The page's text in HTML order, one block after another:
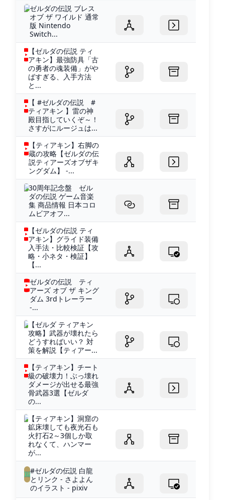
ゼルダの伝説 ブレス
オブ ザ ワイルド 通常
版 Nintendo
Switch...
【ゼルダの伝説 ティ
アキン】最強防具「古
の勇者の魂装備」がや
ばすぎる、入手方法
と...
【 #ゼルダの伝説 #
ティアキン 】雷の神
殿目指していくぞ～！
さすがにルージュは...
【ティアキン】右脚の
蔵の攻略【ゼルダの伝
説ティアーズオブザキ
ングダム】 -...
30周年記念盤 ゼル
ダの伝説 ゲーム音楽
集 商品情報 日本コロ
ムビアオフ...
【ゼルダの伝説 ティ
アキン】グライド装備
入手法・比較検証【攻
略・小ネタ・検証】
【...
ゼルダの伝説 ティ
アーズ オブ ザ キング
ダム 3rdトレーラー
-...
【ゼルダ ティアキン
攻略】武器が壊れたら
どうすればいい？ 対
策を解説【ティアー...
【ティアキン】チート
級の破壊力！ぶっ壊れ
ダメージが出せる最強
骨武器3選【ゼルダ
の...
【ティアキン】洞窟の
鉱床壊しても夜光石も
火打石2～3個しか取
れなくて、ハンマー
が...
#ゼルダの伝説 白龍
とリンク - さよよん
のイラスト - pixiv